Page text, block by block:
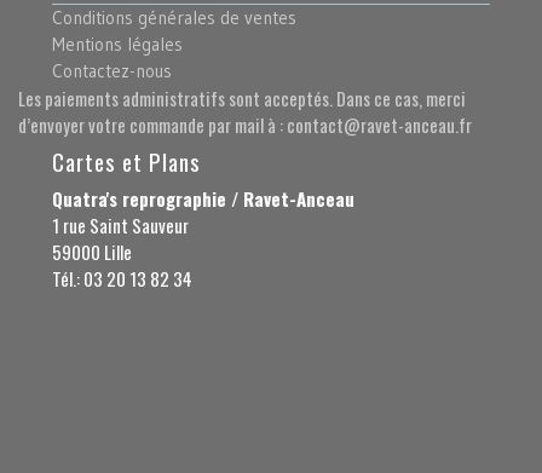
Conditions générales de ventes
Mentions légales
Contactez-nous
Les paiements administratifs sont acceptés. Dans ce cas, merci
d’envoyer votre commande par mail à : contact@ravet-anceau.fr
Cartes et Plans
Quatra's reprographie / Ravet-Anceau
1 rue Saint Sauveur
59000 Lille
Tél.: 03 20 13 82 34